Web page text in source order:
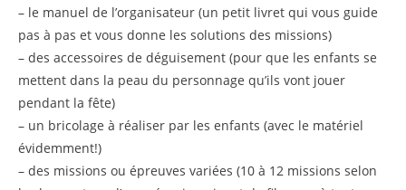
– le manuel de l’organisateur (un petit livret qui vous guide
pas à pas et vous donne les solutions des missions)
– des accessoires de déguisement (pour que les enfants se
mettent dans la peau du personnage qu’ils vont jouer
pendant la fête)
– un bricolage à réaliser par les enfants (avec le matériel
évidemment!)
– des missions ou épreuves variées (10 à 12 missions selon